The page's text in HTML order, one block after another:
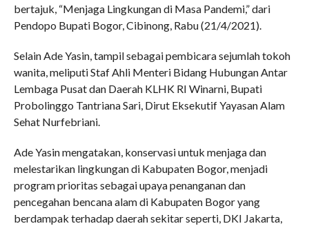
bertajuk, “Menjaga Lingkungan di Masa Pandemi,” dari
Pendopo Bupati Bogor, Cibinong, Rabu (21/4/2021).
Selain Ade Yasin, tampil sebagai pembicara sejumlah tokoh
wanita, meliputi Staf Ahli Menteri Bidang Hubungan Antar
Lembaga Pusat dan Daerah KLHK RI Winarni, Bupati
Probolinggo Tantriana Sari, Dirut Eksekutif Yayasan Alam
Sehat Nurfebriani.
Ade Yasin mengatakan, konservasi untuk menjaga dan
melestarikan lingkungan di Kabupaten Bogor, menjadi
program prioritas sebagai upaya penanganan dan
pencegahan bencana alam di Kabupaten Bogor yang
berdampak terhadap daerah sekitar seperti, DKI Jakarta,